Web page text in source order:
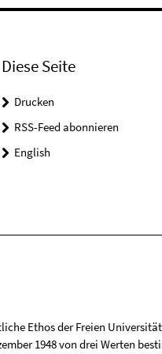
Diese Seite
Drucken
RSS-Feed abonnieren
English
Ethos der Freien
1948 von drei Werten